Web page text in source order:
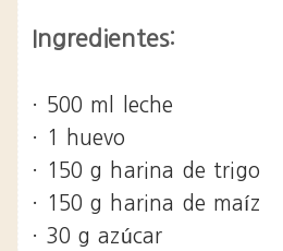
Ingredientes:
· 500 ml leche
· 1 huevo
· 150 g harina de trigo
· 150 g harina de maíz
· 30 g azúcar